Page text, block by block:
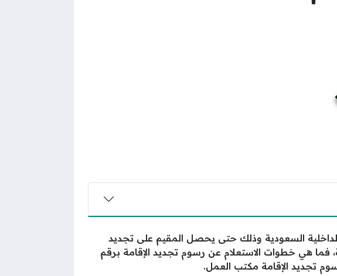
الداخلية السعودية وذلك حتى يحصل المقيم على تجديد
فما هي خطوات الاستعلام عن رسوم تجديد الإقامة برقم
تجديد الإقامة مكتب العمل.